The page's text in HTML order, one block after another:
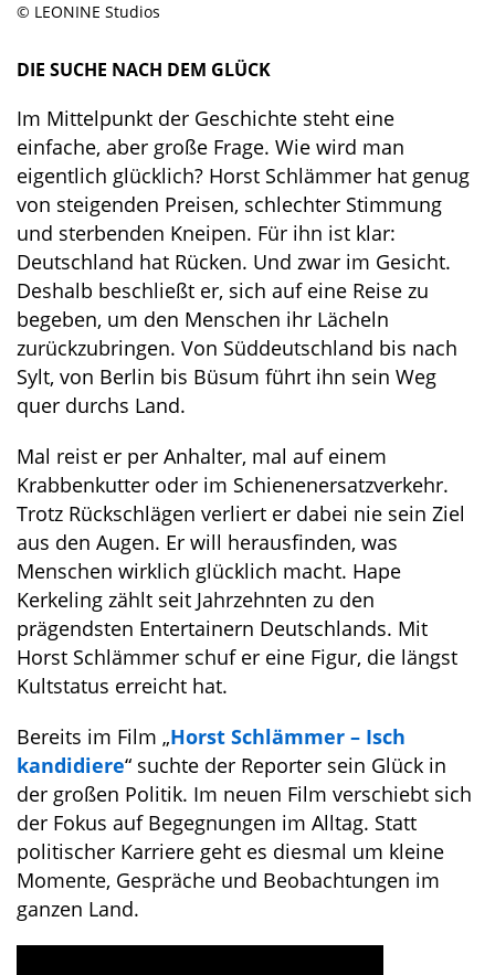
© LEONINE Studios
DIE SUCHE NACH DEM GLÜCK
Im Mittelpunkt der Geschichte steht eine
einfache, aber große Frage. Wie wird man
eigentlich glücklich? Horst Schlämmer hat genug
von steigenden Preisen, schlechter Stimmung
und sterbenden Kneipen. Für ihn ist klar:
Deutschland hat Rücken. Und zwar im Gesicht.
Deshalb beschließt er, sich auf eine Reise zu
begeben, um den Menschen ihr Lächeln
zurückzubringen. Von Süddeutschland bis nach
Sylt, von Berlin bis Büsum führt ihn sein Weg
quer durchs Land.
Mal reist er per Anhalter, mal auf einem
Krabbenkutter oder im Schienenersatzverkehr.
Trotz Rückschlägen verliert er dabei nie sein Ziel
aus den Augen. Er will herausfinden, was
Menschen wirklich glücklich macht. Hape
Kerkeling zählt seit Jahrzehnten zu den
prägendsten Entertainern Deutschlands. Mit
Horst Schlämmer schuf er eine Figur, die längst
Kultstatus erreicht hat.
Bereits im Film „Horst Schlämmer – Isch
kandidiere“ suchte der Reporter sein Glück in
der großen Politik. Im neuen Film verschiebt sich
der Fokus auf Begegnungen im Alltag. Statt
politischer Karriere geht es diesmal um kleine
Momente, Gespräche und Beobachtungen im
ganzen Land.